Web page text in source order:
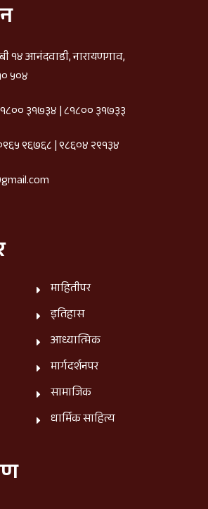
१४ आनंदवाडी, नारायणगाव,
५०४
३१७३४|८१८०० ३१७३३
९६७६८|९८६०४ २९१३४
माहितीपर
इतिहास
आध्यात्मिक
मार्गदर्शनपर
सामाजिक
धार्मिक साहित्य